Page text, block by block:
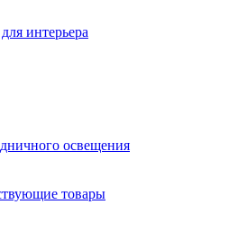
интерьера
освещения
товары